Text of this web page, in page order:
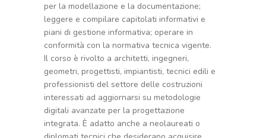
per la modellazione e la documentazione;
leggere e compilare capitolati informativi e
piani di gestione informativa; operare in
conformità con la normativa tecnica vigente.
Il corso è rivolto a architetti, ingegneri,
geometri, progettisti, impiantisti, tecnici edili e
professionisti del settore delle costruzioni
interessati ad aggiornarsi su metodologie
digitali avanzate per la progettazione
integrata. È adatto anche a neolaureati o